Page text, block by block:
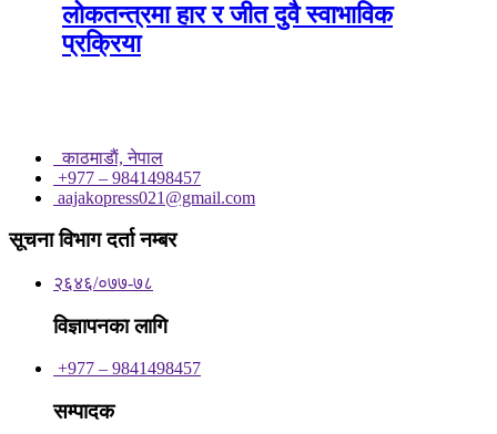
लोकतन्त्रमा हार र जीत दुवै स्वाभाविक
प्रक्रिया
काठमाडाैं, नेपाल
+977 – 9841498457
aajakopress021@gmail.com
सूचना विभाग दर्ता नम्बर
२६४६/०७७-७८
विज्ञापनका लागि
+977 – 9841498457
सम्पादक